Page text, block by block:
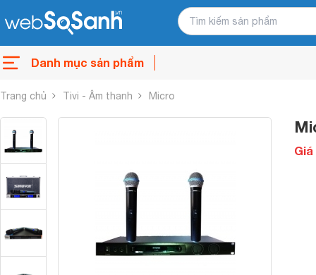
Danh mục sản phẩm
Trang chủ Tivi - Âm thanh Micro
Giá